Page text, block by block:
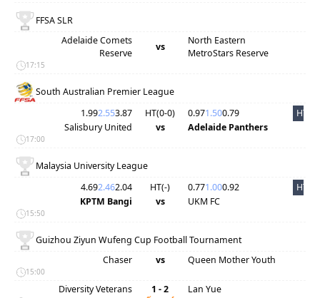
FFSA SLR
Adelaide Comets
Reserve
vs
North Eastern
MetroStars Reserve
17:15
South Australian Premier League
1.992.553.87 HT(0-0) 0.971.500.79
HT
Salisbury United
vs Adelaide Panthers
17:00
Malaysia University League
4.692.462.04 HT(-) 0.771.000.92
HT
KPTM Bangi
vs UKM FC
15:50
Guizhou Ziyun Wufeng Cup Football Tournament
Chaser
vs Queen Mother Youth
15:00
Diversity Veterans 1 - 2 Lan Yue